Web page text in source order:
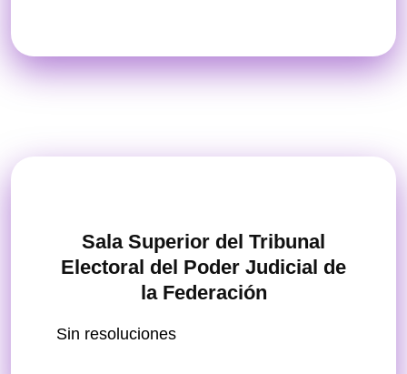
Sala Superior del Tribunal
Electoral del Poder Judicial de
la Federación
Sin resoluciones